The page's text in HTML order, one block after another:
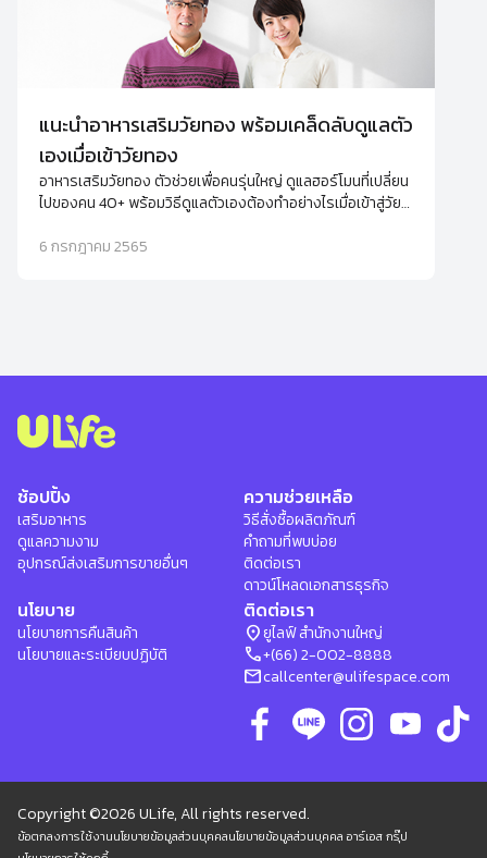
แนะนำอาหารเสริมวัยทอง พร้อมเคล็ดลับดูแลตัว
เองเมื่อเข้าวัยทอง
อาหารเสริมวัยทอง ตัวช่วยเพื่อคนรุ่นใหญ่ ดูแลฮอร์โมนที่เปลี่ยน
ไปของคน 40+ พร้อมวิธีดูแลตัวเองต้องทำอย่างไรเมื่อเข้าสู่วัย
6 กรกฎาคม 2565
ช้อปปิ้ง
เสริมอาหาร
ดูแลความงาม
อุปกรณ์ส่งเสริมการขายอื่นๆ
ความช่วยเหลือ
วิธีสั่งซื้อผลิตภัณฑ์
คำถามที่พบบ่อย
ติดต่อเรา
ดาวน์โหลดเอกสารธุรกิจ
นโยบาย
นโยบายการคืนสินค้า
นโยบายและระเบียบปฏิบัติ
ติดต่อเรา
location_onยูไลฟ์ สำนักงานใหญ่
phone+(66) 2-002-8888
mailcallcenter@ulifespace.com
Copyright ©2026 ULife, All rights reserved.
ข้อตกลงการใช้งานนโยบายข้อมูลส่วนบุคคลนโยบายข้อมูลส่วนบุคคล อาร์เอส กรุ๊ป